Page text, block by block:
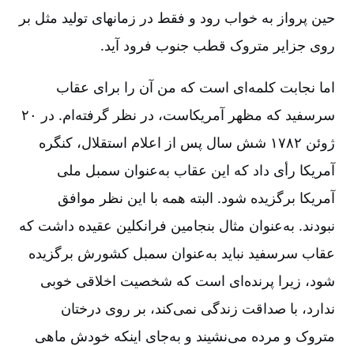
حین پرواز به خواب رود و فقط در زمانهای تولید مثل بر
روی جزایر متروک قطب جنوب فرود آید.
اما نجابت کلمهای است که من آن را برای عقاب
سرسفید که مظهر آمریکاست، در نظر گرفته
ام. در ۲۰
ژوئن ۱۷۸۲ شش سال پس از اعلام استقلال، کنگره
آمریکا رأی داد که این عقاب بهعنوان سمبل ملی
آمریکا برگزیده شود. البته همه با این نظر موافق
نبودند. بهعنوان مثال بنجامین فرانکلین عقیده داشت که
عقاب سرسفید نباید بهعنوان سمبل کشورش برگزیده
شود، زیرا پرندهای است که شخصیت اخلاقی خوبی
ندارد، با صداقت زندگی نمیکند، بر روی درختان
متروک و مرده مینشیند و بهجای اینکه خودش ماهی